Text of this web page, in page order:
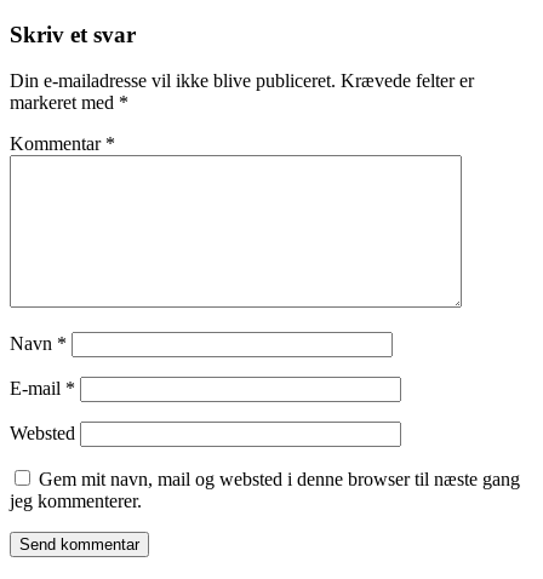
Skriv et svar
Din e-mailadresse vil ikke blive publiceret. Krævede felter er
markeret med *
Kommentar *
Navn *
E-mail *
Websted
Gem mit navn, mail og websted i denne browser til næste gang
jeg kommenterer.